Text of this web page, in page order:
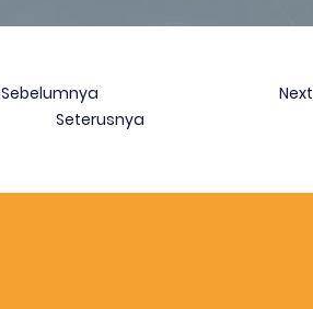
Sebelumnya
Seterusnya
Next